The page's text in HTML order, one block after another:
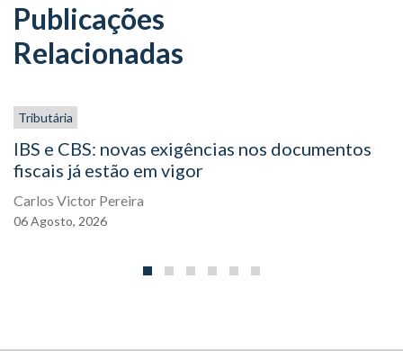
Publicações
Relacionadas
Tributária
IBS e CBS: novas exigências nos documentos
fiscais já estão em vigor
Carlos Victor Pereira
06Agosto, 2026